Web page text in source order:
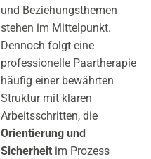
und Beziehungsthemen
stehen im Mittelpunkt.
Dennoch folgt eine
professionelle Paartherapie
häufig einer bewährten
Struktur mit klaren
Arbeitsschritten, die
Orientierung und
Sicherheit im Prozess